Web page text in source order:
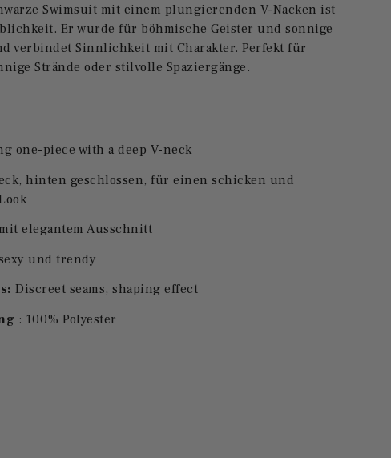
Swimsuit mit einem plungierenden V-Nacken ist
Er wurde für böhmische Geister und sonnige
verbindet Sinnlichkeit mit Charakter. Perfekt für
Strände oder stilvolle Spaziergänge.
one-piece with a deep V-neck
hinten geschlossen, für einen schicken und
elegantem Ausschnitt
und trendy
Discreet seams, shaping effect
: 100% Polyester